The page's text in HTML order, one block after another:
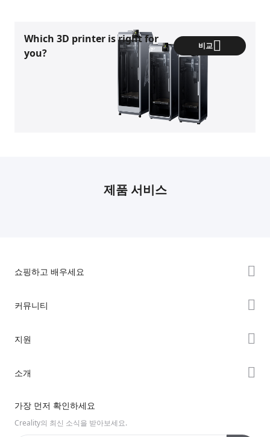
Which 3D printer is right for
you?
비교
제품 서비스
쇼핑하고 배우세요
Ender 시리즈
커뮤니티
Discord
지원
헬프 센터
비디오 센터
소개
문의하기
가장 먼저 확인하세요
Creality의 최신 소식을 받아보세요.